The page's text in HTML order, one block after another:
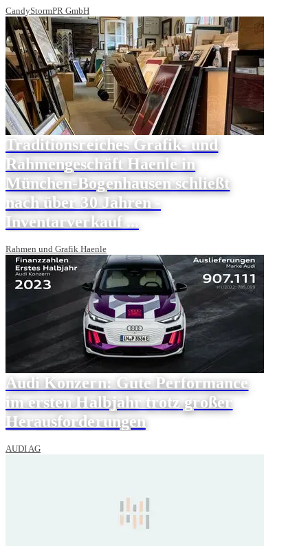
CandyStormPR GmbH
Traditionsreiches Grafik- und
Rahmengeschäft Haenle in
München-Bogenhausen schließt
nach über 30 Jahren -
Inventarverkauf ...
Rahmen und Grafik Haenle
Audi Konzern: Gute Performance
im ersten Halbjahr trotz großer
Herausforderungen
AUDI AG